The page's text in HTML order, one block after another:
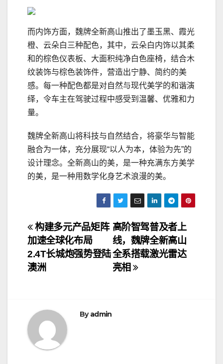
而内饰方面，魏牌全新高山推出了墨玉黑、霞光
橙、云朵白三种配色，其中，云朵白内饰以其柔
和的棕色仪表板、大面积纯净白色座椅，结合木
纹装饰与棕色装饰件，营造出宁静、简约的美
感。每一种配色都是对自然与现代美学的和谐演
绎，令车主在驾驶过程中感受到温馨、优雅和力
量。
魏牌全新高山将科技与自然结合，将豪华与智能
融合为一体，充分展现“以人为本，体验为先”的
设计理念。全新高山的美，是一种充满东方美学
的美，是一种用数学化身艺术浪漫的美。
文
章
导
高阶智驾普及者上
线，魏牌全新高山
全系搭载激光雷达
亮相
构建多元产品矩阵
加速全球化布局
2.4T长城炮强势登陆
澳洲
Byadmin